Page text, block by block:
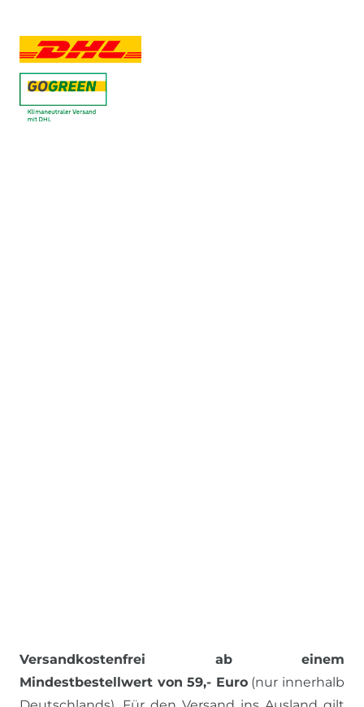
Versandkostenfrei ab einem
Mindestbestellwert von 59,- Euro(nur innerhalb